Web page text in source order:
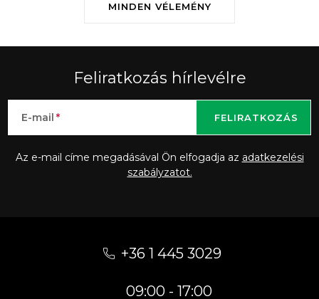
MINDEN VÉLEMÉNY
Feliratkozás hírlevélre
E-mail
Az e-mail címe megadásával Ön elfogadja az adatkezelési
szabályzatot.
FELIRATKOZÁS
+36 1 445 3029
09:00 - 17:00